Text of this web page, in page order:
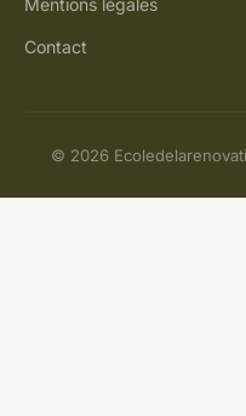
Mentions légales
Contact
© 2026